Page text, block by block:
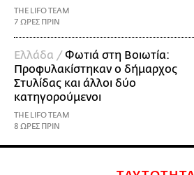
THE LIFO TEAM
7 ΩΡΕΣ ΠΡΙΝ
Ελλάδα /Φωτιά στη Βοιωτία:
Προφυλακίστηκαν ο δήμαρχος
Στυλίδας και άλλοι δύο
κατηγορούμενοι
THE LIFO TEAM
8 ΩΡΕΣ ΠΡΙΝ